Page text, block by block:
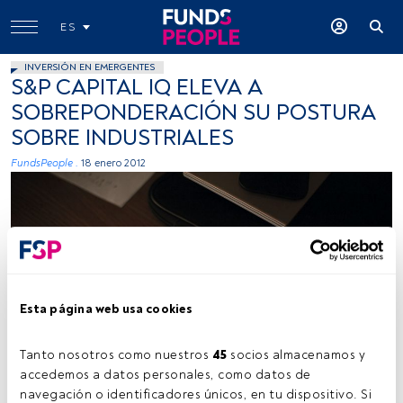
Esta página web usa cookies
Tanto nosotros como nuestros 45 socios almacenamos y
accedemos a datos personales, como datos de
navegación o identificadores únicos, en tu dispositivo. Si
ES
INVERSIÓN EN EMERGENTES
S&P CAPITAL IQ ELEVA A
SOBREPONDERACIÓN SU POSTURA
SOBRE INDUSTRIALES
FundsPeople . 18 enero 2012
Tiempo lectura: 2 min.